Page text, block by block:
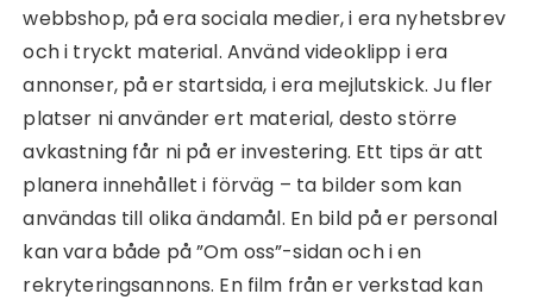
webbshop, på era sociala medier, i era nyhetsbrev
och i tryckt material. Använd videoklipp i era
annonser, på er startsida, i era mejlutskick. Ju fler
platser ni använder ert material, desto större
avkastning får ni på er investering. Ett tips är att
planera innehållet i förväg – ta bilder som kan
användas till olika ändamål. En bild på er personal
kan vara både på ”Om oss”-sidan och i en
rekryteringsannons. En film från er verkstad kan